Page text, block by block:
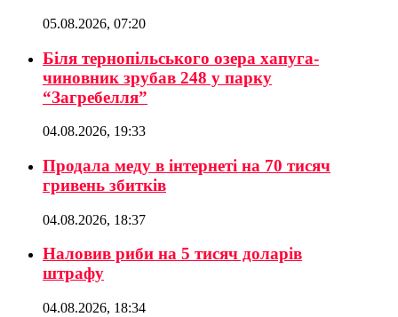
05.08.2026, 07:20
Біля тернопільського озера хапуга-
чиновник зрубав 248 у парку
“Загребелля”
04.08.2026, 19:33
Продала меду в інтернеті на 70 тисяч
гривень збитків
04.08.2026, 18:37
Наловив риби на 5 тисяч доларів
штрафу
04.08.2026, 18:34